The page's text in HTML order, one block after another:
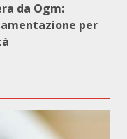
da Ogm:
per